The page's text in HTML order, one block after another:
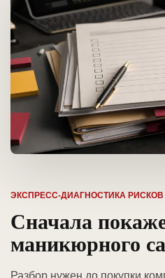
ЭКСПРЕСС-ДИАГНОСТИКА РИСКОВ
Сначала
маникюрного
Разбор нужен до покупки